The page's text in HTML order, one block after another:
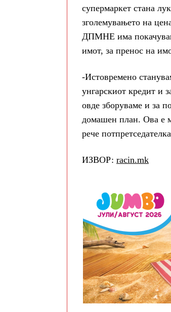
супермаркет стана
зголемувањето на
ДПМНЕ има
имот, за пренос на
-Истовремено
унгарскиот кредит и
овде зборуваме и за
домашен план. Ова е
рече
ИЗВОР: racin.mk